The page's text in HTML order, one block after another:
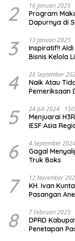
2 16 Januari 2025
Program
Dapurnya di
3 13 Januari 2025
Inspiratif!!
Bisnis Kelola
4 28 September
Naik Atau
Pemeriksaan
5 24 Juli 2024
Menjuarai
IESF Asia
6 4 September
Gagal
Truk Boks
7 12 November
KH. Ivan
Pasangan
8 7 Februari 2025
DPRD
Penetapan